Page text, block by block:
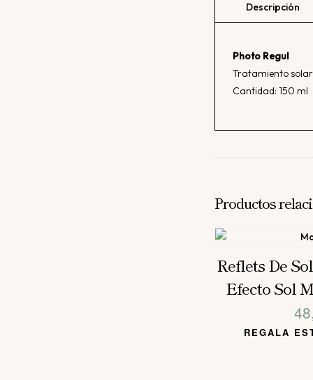
Photo Regul
Tratamiento
Cantidad: 150 ml
Productos
Reflets De
Efecto Sol
REGALA